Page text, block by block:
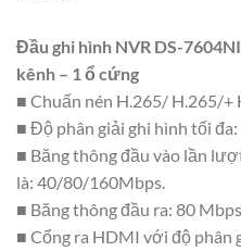
Đầu ghi hình NVR DS-
kênh – 1 ổ cứng
■ Chuấn nén H.265/ H.265/+
■ Độ phân giải ghi hình tối
■ Băng thông đầu vào lần
là: 40/80/160Mbps.
■ Băng thông đầu ra: 80
■ Cổng ra HDMI với độ phân